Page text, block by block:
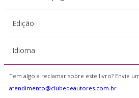
Edição
Idioma
Tem algo a reclamar sobre este livro? Envie
atendimento@clubedeautores.com.br